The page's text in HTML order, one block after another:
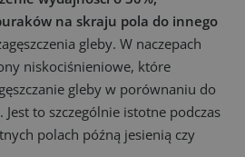
na skraju pola do innego
gleby. W naczepach
niskociśnieniowe, które
gleby w porównaniu do
to szczególnie istotne podczas
polach późną jesienią czy